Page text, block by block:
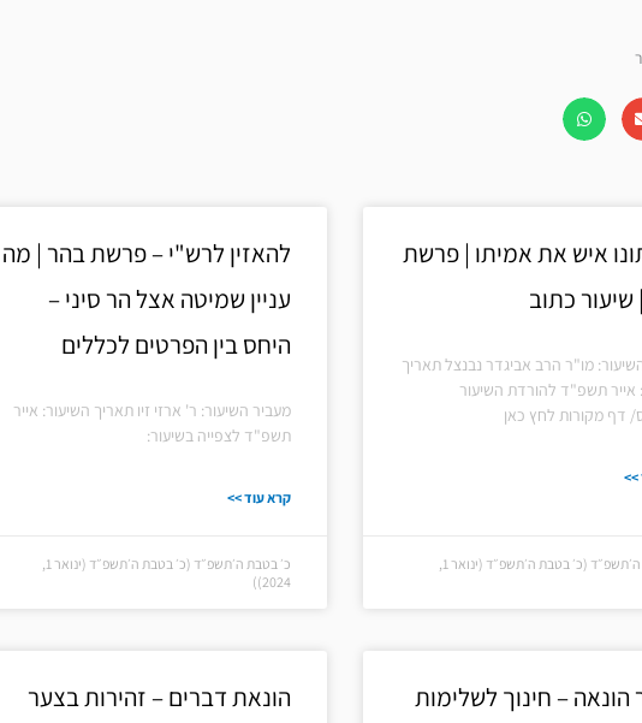
איש את אמיתו | פרשת
כתוב
מו"ר הרב אביגדר נבנצל תאריך
אייר תשפ"ד להורדת השיעור
דף מקורות לחץ כאן
>>
כ׳ בטבת ה׳תשפ״ד (כ׳ בטבת ה׳תשפ״ד (ינואר 1,
להאזין לרש"י – פרשת בהר | מה
עניין שמיטה אצל הר סיני –
היחס בין הפרטים לכללים
מעביר השיעור: ר' ארזי זיו תאריך השיעור: אייר
תשפ"ד לצפייה בשיעור:
קרא עוד >>
כ׳ בטבת ה׳תשפ״ד (כ׳ בטבת ה׳תשפ״ד (ינואר 1,
2024))
הונאה – חינוך לשלימות
הונאת דברים – זהירות בצער